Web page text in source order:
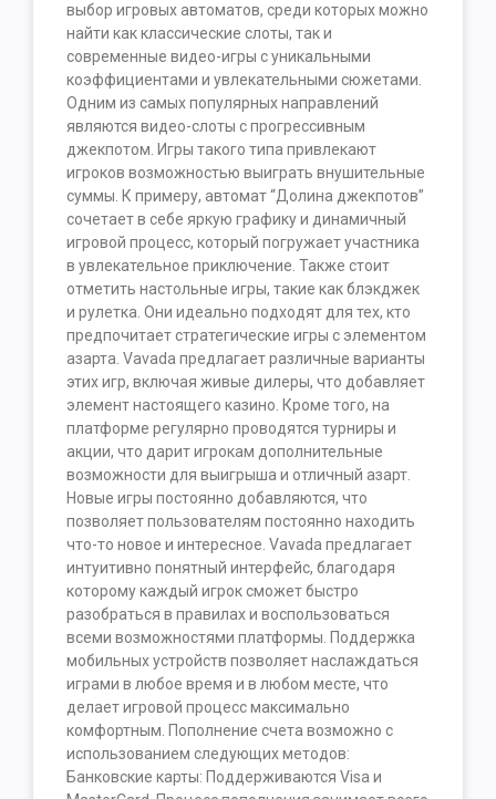
выбор игровых автоматов, среди которых можно
найти как классические слоты, так и
современные видео-игры с уникальными
коэффициентами и увлекательными сюжетами.
Одним из самых популярных направлений
являются видео-слоты с прогрессивным
джекпотом. Игры такого типа привлекают
игроков возможностью выиграть внушительные
суммы. К примеру, автомат “Долина джекпотов”
сочетает в себе яркую графику и динамичный
игровой процесс, который погружает участника
в увлекательное приключение. Также стоит
отметить настольные игры, такие как блэкджек
и рулетка. Они идеально подходят для тех, кто
предпочитает стратегические игры с элементом
азарта. Vavada предлагает различные варианты
этих игр, включая живые дилеры, что добавляет
элемент настоящего казино. Кроме того, на
платформе регулярно проводятся турниры и
акции, что дарит игрокам дополнительные
возможности для выигрыша и отличный азарт.
Новые игры постоянно добавляются, что
позволяет пользователям постоянно находить
что-то новое и интересное. Vavada предлагает
интуитивно понятный интерфейс, благодаря
которому каждый игрок сможет быстро
разобраться в правилах и воспользоваться
всеми возможностями платформы. Поддержка
мобильных устройств позволяет наслаждаться
играми в любое время и в любом месте, что
делает игровой процесс максимально
комфортным. Пополнение счета возможно с
использованием следующих методов:
Банковские карты: Поддерживаются Visa и